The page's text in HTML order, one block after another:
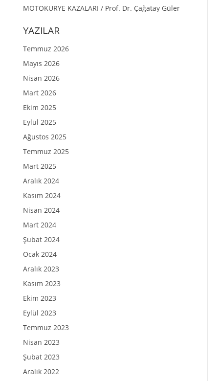
MOTOKURYE KAZALARI / Prof. Dr. Çağatay Güler
YAZILAR
Temmuz 2026
Mayıs 2026
Nisan 2026
Mart 2026
Ekim 2025
Eylül 2025
Ağustos 2025
Temmuz 2025
Mart 2025
Aralık 2024
Kasım 2024
Nisan 2024
Mart 2024
Şubat 2024
Ocak 2024
Aralık 2023
Kasım 2023
Ekim 2023
Eylül 2023
Temmuz 2023
Nisan 2023
Şubat 2023
Aralık 2022